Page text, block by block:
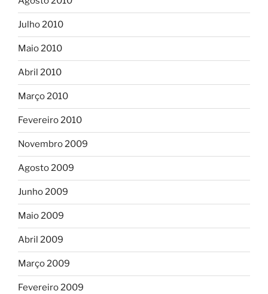
Julho 2010
Maio 2010
Abril 2010
Março 2010
Fevereiro 2010
Novembro 2009
Agosto 2009
Junho 2009
Maio 2009
Abril 2009
Março 2009
Fevereiro 2009